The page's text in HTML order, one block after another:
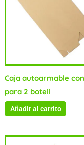
Caja autoarmable
para 2 botell
Añadir al carrito